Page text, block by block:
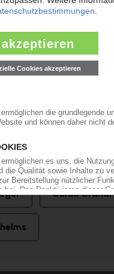
Bereits KI-Abonnent? Jetzt
Norma
Guido Grandi